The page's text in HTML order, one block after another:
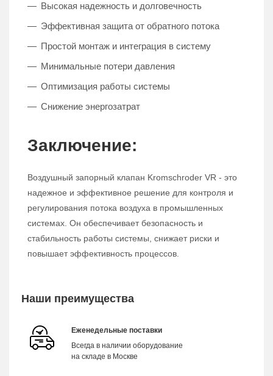
Высокая надежность и долговечность
Эффективная защита от обратного потока
Простой монтаж и интеграция в систему
Минимальные потери давления
Оптимизация работы системы
Снижение энергозатрат
Заключение:
Воздушный запорный клапан Kromschroder VR - это
надежное и эффективное решение для контроля и
регулирования потока воздуха в промышленных
системах. Он обеспечивает безопасность и
стабильность работы системы, снижает риски и
повышает эффективность процессов.
Наши преимущества
Еженедельные поставки
Всегда в наличии оборудование
на складе в Москве